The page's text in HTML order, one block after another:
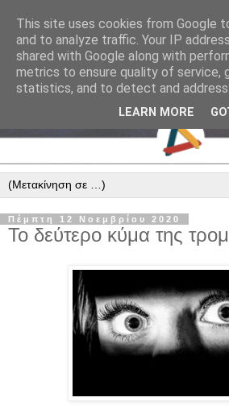
Πέμπτη 12 Νοεμβρίου 2020
Το δεύτερο κύμα της
This site uses cookies from Google
and to analyze traffic. Your IP
shared with Google along with
metrics to ensure quality of service,
statistics, and to detect and address
LEARN MORE